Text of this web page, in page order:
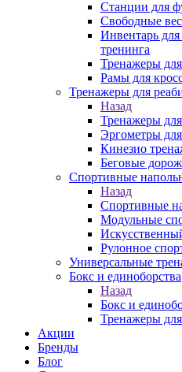
Станции для
Свободные
Инвентарь
тренинга
Тренажеры
Рамы для
Тренажеры для
Назад
Тренажеры
Эргометры
Кинезио
Беговые
Спортивные
Назад
Спортивные
Модульные
Рулонное
Универсальные
Бокс и единоборства
Назад
Бокс и
Тренажеры
Акции
Бренды
Блог